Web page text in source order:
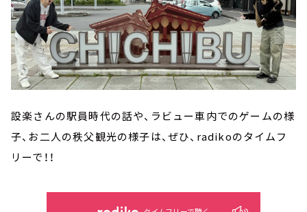
設楽さんの駅員時代の話や、ラビュー車内でのゲームの様
子、お二人の秩父観光の様子は、ぜひ、radikoのタイムフ
リーで！！